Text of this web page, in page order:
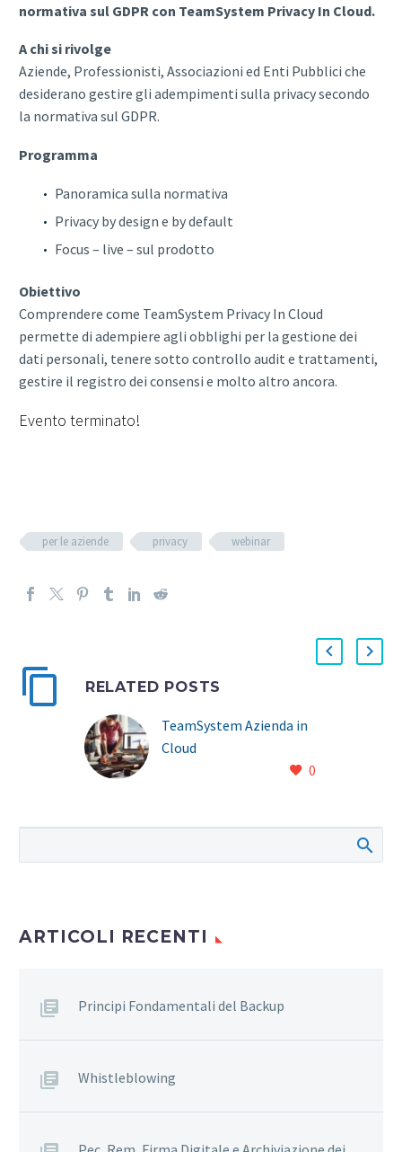
normativa sul GDPR con TeamSystem Privacy In Cloud.
A chi si rivolge
Aziende, Professionisti, Associazioni ed Enti Pubblici che
desiderano gestire gli adempimenti sulla privacy secondo
la normativa sul GDPR.
Programma
Panoramica sulla normativa
Privacy by design e by default
Focus – live – sul prodotto
Obiettivo
Comprendere come TeamSystem Privacy In Cloud
permette di adempiere agli obblighi per la gestione dei
dati personali, tenere sotto controllo audit e trattamenti,
gestire il registro dei consensi e molto altro ancora.
Evento terminato!
per le aziende privacy webinar
RELATED POSTS
TeamSystem Azienda in
Cloud
0
ARTICOLI RECENTI
Principi Fondamentali del Backup
Whistleblowing